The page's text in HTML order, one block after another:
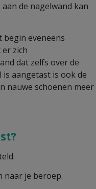
de nagelwand kan
begin eveneens
zich
dat zelfs over de
aangetast is ook de
nauwe schoenen meer
naar je beroep.